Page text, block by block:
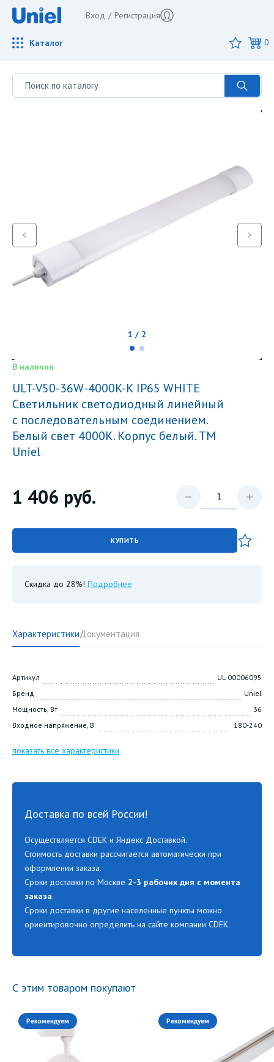
Вход / Регистрация
Каталог 0
1 / 2
В наличии
ULT-V50-36W-4000K-K IP65 WHITE
Светильник светодиодный линейный
с последовательным соединением.
Белый свет 4000K. Корпус белый. ТМ
Uniel
1 406 руб.
КУПИТЬ
Скидка до 28%! Подробнее
ХарактеристикиДокументация
Артикул
UL-00006095
Бренд
Uniel
Мощность, Вт
36
Входное напряжение, В
180-240
показать все характеристики
Доставка по всей России!
Осуществляется CDEK и Яндекс Доставкой.
Стоимость доставки рассчитается автоматически при
оформлении заказа.
Сроки доставки по Москве 2-3 рабочих дня с момента
заказа.
Сроки доставки в другие населенные пункты можно
ориентировочно определить на сайте компании CDEK.
С этим товаром покупают
Рекомендуем Рекомендуем